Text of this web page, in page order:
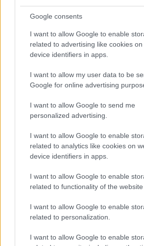
Google consents
I want to allow Google to enable
related to advertising like cookies
device identifiers in apps.
I want to allow my user data to be
Google for online advertising
I want to allow Google to send me
personalized advertising.
I want to allow Google to enable
related to analytics like cookies on
device identifiers in apps.
I want to allow Google to enable
related to functionality of the website
I want to allow Google to enable
related to personalization.
I want to allow Google to enable
PIÙ LETTI
Sognare una bara è presagio di
Il principe Harry e Meghan Markle
relax in Scozia
Giuseppe Cruciani e i vent’anni de
lavoro e vita privata
Christopher Nolan e l’Odissea: un
divide
Principessa Eugenie di York